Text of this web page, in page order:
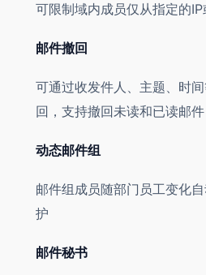
可限制域内成员仅从指定的
邮件撤回
可通过收发件人、主题、时
回，支持撤回未读和已读邮件
动态邮件组
邮件组成员随部门员工变化
护
邮件秘书